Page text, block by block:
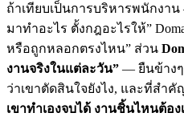
ถ้าเทียบเป็นการบริหารพนักงาน
มาทำอะไร ตั้งกฎอะไรให้”
หรือถูกหลอกตรงไหน” ส่วน
งานจริงในแต่ละวัน” — ยืนข้าง
ว่าเขาตัดสินใจยังไง, และที่สำ
เขาทำเองจบได้ งานชิ้นไหนต้อ